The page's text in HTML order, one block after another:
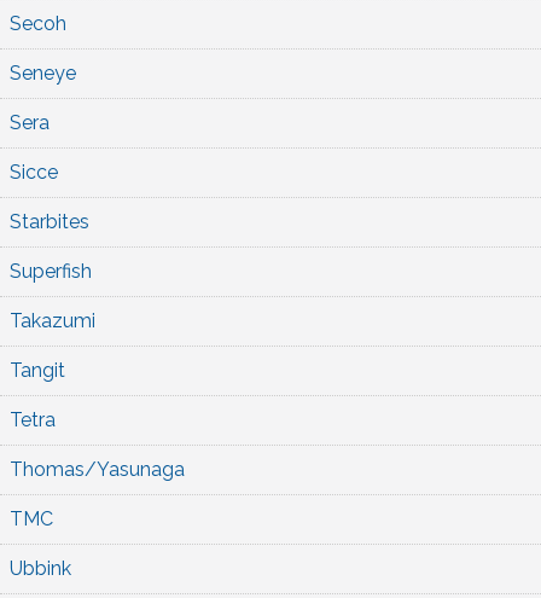
Secoh
Seneye
Sera
Sicce
Starbites
Superfish
Takazumi
Tangit
Tetra
Thomas/Yasunaga
TMC
Ubbink